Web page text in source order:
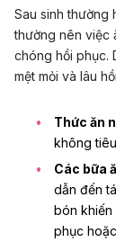
Sau sinh thường
thường nên việc
chóng hồi phục.
mệt mỏi và lâu
Thức ăn
không
Các bữa
dẫn đến
bón khiến
phục